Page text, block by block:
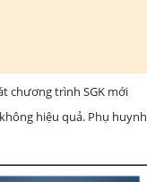
chương trình SGK mới
hiệu quả. Phụ huynh